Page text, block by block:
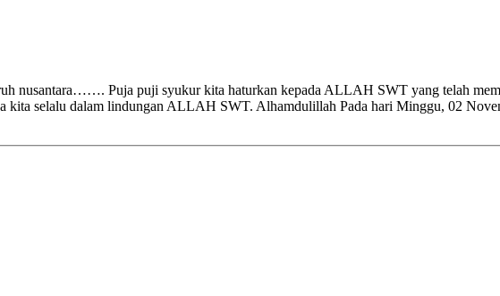
nusantara……. Puja puji syukur kita haturkan kepada ALLAH SWT yang telah
kita selalu dalam lindungan ALLAH SWT. Alhamdulillah Pada hari Minggu, 02